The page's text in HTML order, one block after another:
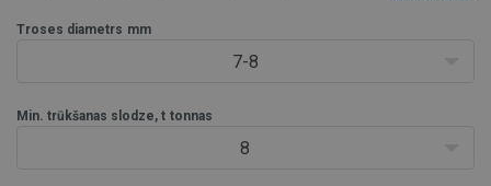
Modelis OWS P: krāsots, zils
Modelis OWS PGAL: karsti cinkots
Troses diametrs mm
7-8
Min. trūkšanas slodze, t tonnas
8